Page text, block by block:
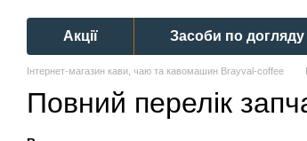
Акції Засоби по догляду
Інтернет-магазин кави, чаю та кавомашин Brayval-coffee
Повний перелік